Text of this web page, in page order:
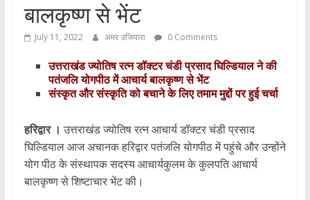
बालकृष्ण से भेंट
July 11, 2022 अमर उजियारा 0 Comments
उत्तराखंड ज्योतिष रत्न डॉक्टर चंडी प्रसाद घिल्डियाल ने की
पतंजलि योगपीठ में आचार्य बालकृष्ण से भेंट
संस्कृत और संस्कृति को बचाने के लिए तमाम मुद्दों पर हुई चर्चा
हरिद्वार । उत्तराखंड ज्योतिष रत्न आचार्य डॉक्टर चंडी प्रसाद
घिल्डियाल आज अचानक हरिद्वार पतंजलि योगपीठ में पहुंचे और उन्होंने
योग पीठ के संस्थापक सदस्य आचार्यकुलम के कुलपति आचार्य
बालकृष्ण से शिष्टाचार भेंट की।